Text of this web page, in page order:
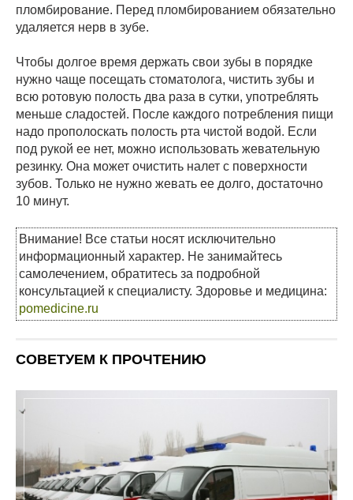
пломбирование. Перед пломбированием обязательно
удаляется нерв в зубе.
Чтобы долгое время держать свои зубы в порядке
нужно чаще посещать стоматолога, чистить зубы и
всю ротовую полость два раза в сутки, употреблять
меньше сладостей. После каждого потребления пищи
надо прополоскать полость рта чистой водой. Если
под рукой ее нет, можно использовать жевательную
резинку. Она может очистить налет с поверхности
зубов. Только не нужно жевать ее долго, достаточно
10 минут.
Внимание! Все статьи носят исключительно
информационный характер. Не занимайтесь
самолечением, обратитесь за подробной
консультацией к специалисту. Здоровье и медицина:
pomedicine.ru
СОВЕТУЕМ К ПРОЧТЕНИЮ